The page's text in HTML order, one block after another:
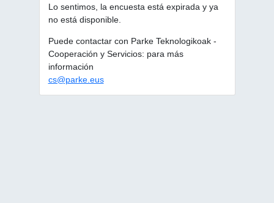
Lo sentimos, la encuesta está expirada y ya
no está disponible.
Puede contactar con Parke Teknologikoak -
Cooperación y Servicios: para más
información
cs@parke.eus